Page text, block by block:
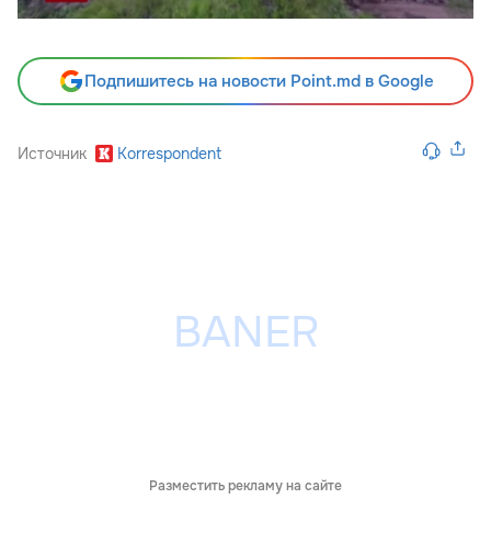
Подпишитесь на новости Point.md в Google
Источник Korrespondent
Разместить рекламу на сайте